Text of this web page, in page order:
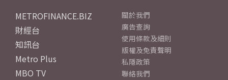
METROFINANCE.BIZ
財經台
知訊台
Metro Plus
MBO TV
關於我們
廣告查詢
使用條款及細則
版權及免責聲明
私隱政策
聯絡我們